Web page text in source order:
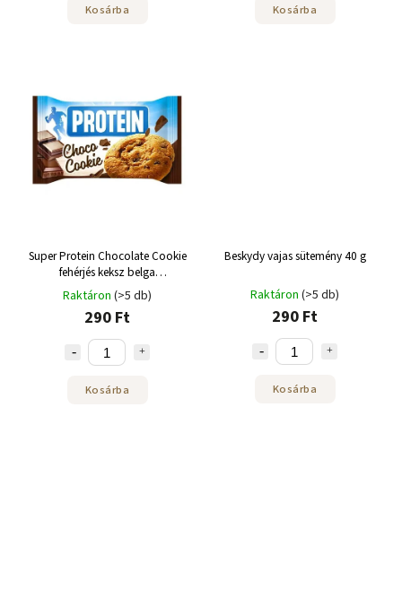
Kosárba Kosárba
Super Protein Chocolate Cookie
fehérjés keksz belga
étcsokoládéval és fehérjével 25g
Raktáron (>5 db)
290 Ft
Kosárba
Beskydy vajas sütemény 40 g
Raktáron (>5 db)
290 Ft
Kosárba